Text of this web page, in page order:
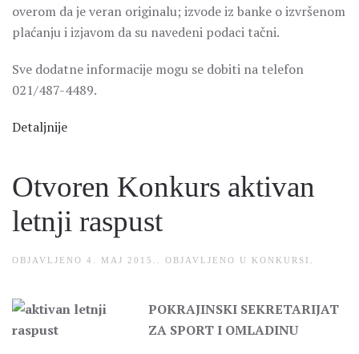
overom da je veran originalu; izvode iz banke o izvršenom
plaćanju i izjavom da su navedeni podaci tačni.
Sve dodatne informacije mogu se dobiti na telefon
021/487-4489.
Detaljnije
Otvoren Konkurs aktivan
letnji raspust
OBJAVLJENO 4. MAJ 2015. . OBJAVLJENO U KONKURSI
POKRAJINSKI SEKRETARIJAT
ZA SPORT I OMLADINU